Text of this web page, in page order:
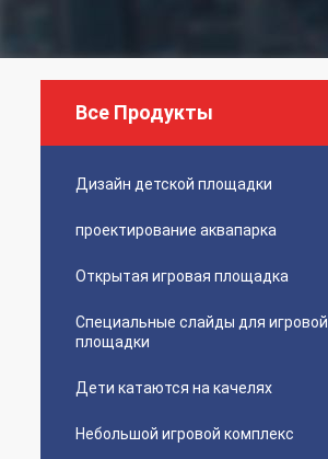
Все Продукты
Дизайн детской площадки
проектирование аквапарка
Открытая игровая площадка
Специальные слайды для игровой
площадки
Дети катаются на качелях
Небольшой игровой комплекс